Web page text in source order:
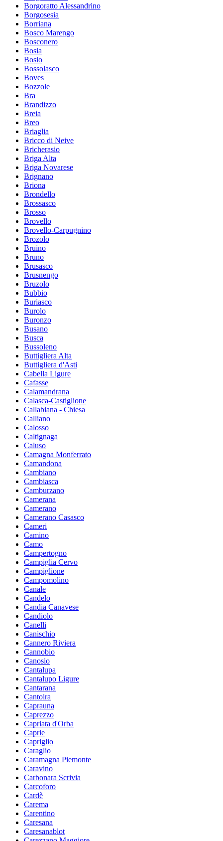
Borgoratto Alessandrino
Borgosesia
Borriana
Bosco Marengo
Bosconero
Bosia
Bosio
Bossolasco
Boves
Bozzole
Bra
Brandizzo
Breia
Breo
Briaglia
Bricco di Neive
Bricherasio
Briga Alta
Briga Novarese
Brignano
Briona
Brondello
Brossasco
Brosso
Brovello
Brovello-Carpugnino
Brozolo
Bruino
Bruno
Brusasco
Brusnengo
Bruzolo
Bubbio
Buriasco
Burolo
Buronzo
Busano
Busca
Bussoleno
Buttigliera Alta
Buttigliera d'Asti
Cabella Ligure
Cafasse
Calamandrana
Calasca-Castiglione
Callabiana - Chiesa
Calliano
Calosso
Caltignaga
Caluso
Camagna Monferrato
Camandona
Cambiano
Cambiasca
Camburzano
Camerana
Camerano
Camerano Casasco
Cameri
Camino
Camo
Campertogno
Campiglia Cervo
Campiglione
Campomolino
Canale
Candelo
Candia Canavese
Candiolo
Canelli
Canischio
Cannero Riviera
Cannobio
Canosio
Cantalupa
Cantalupo Ligure
Cantarana
Cantoira
Caprauna
Caprezzo
Capriata d'Orba
Caprie
Capriglio
Caraglio
Caramagna Piemonte
Caravino
Carbonara Scrivia
Carcoforo
Cardè
Carema
Carentino
Caresana
Caresanablot